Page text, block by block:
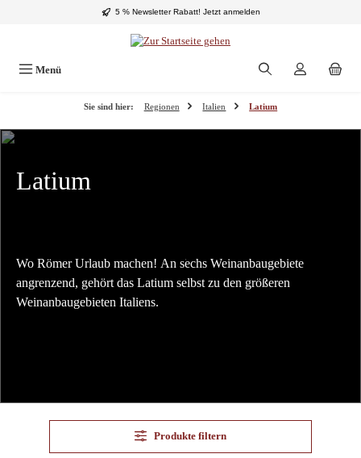
Zum Hauptinhalt springen5 % Newsletter Rabatt! Jetzt anmelden
Menü
Sie sind hier: Regionen Italien Latium
Latium
Wo Römer Urlaub machen! An sechs Weinanbaugebiete
angrenzend, gehört das Latium selbst zu den größeren
Weinanbaugebieten Italiens.
Produkte filtern